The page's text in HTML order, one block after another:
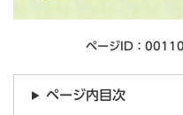
ページID：
ページ内目次